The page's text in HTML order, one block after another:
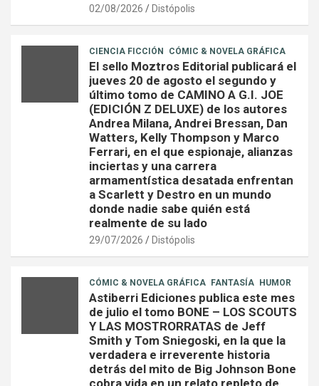
02/08/2026 Distópolis
CIENCIA FICCIÓN CÓMIC & NOVELA GRÁFICA
El sello Moztros Editorial publicará el
jueves 20 de agosto el segundo y
último tomo de CAMINO A G.I. JOE
(EDICIÓN Z DELUXE) de los autores
Andrea Milana, Andrei Bressan, Dan
Watters, Kelly Thompson y Marco
Ferrari, en el que espionaje, alianzas
inciertas y una carrera
armamentística desatada enfrentan
a Scarlett y Destro en un mundo
donde nadie sabe quién está
realmente de su lado
29/07/2026 Distópolis
CÓMIC & NOVELA GRÁFICA FANTASÍA HUMOR
Astiberri Ediciones publica este mes
de julio el tomo BONE – LOS SCOUTS
Y LAS MOSTRORRATAS de Jeff
Smith y Tom Sniegoski, en la que la
verdadera e irreverente historia
detrás del mito de Big Johnson Bone